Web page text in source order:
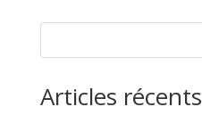
Articles récents